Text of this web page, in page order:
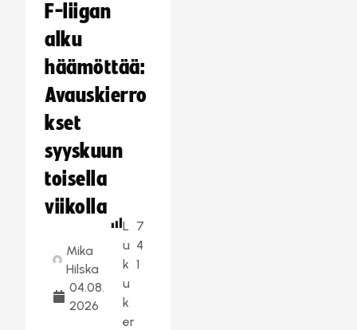
F-liigan
alku
häämöttää:
Avauskierro
kset
syyskuun
toisella
viikolla
Mika
Hilska
04.08.
2026
L
u
k
u
k
er
7
4
1